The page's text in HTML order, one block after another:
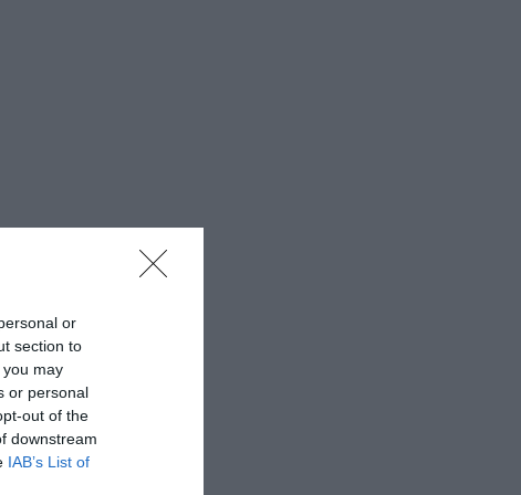
or
section to
may
or personal
out of the
downstream
IAB’s List of